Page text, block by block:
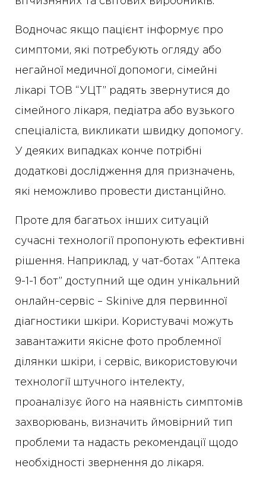
Водночас якщо пацієнт інформує про
симптоми, які потребують огляду або
негайної медичної допомоги, сімейні
лікарі ТОВ “УЦТ” радять звернутися до
сімейного лікаря, педіатра або вузького
спеціаліста, викликати швидку допомогу.
У деяких випадках конче потрібні
додаткові дослідження для призначень,
які неможливо провести дистанційно.
Проте для багатьох інших ситуацій
сучасні технології пропонують ефективні
рішення. Наприклад, у чат-ботах “Аптека
9-1-1 бот” доступний ще один унікальний
онлайн-сервіс – Skinive для первинної
діагностики шкіри. Користувачі можуть
завантажити якісне фото проблемної
ділянки шкіри, і сервіс, використовуючи
технології штучного інтелекту,
проаналізує його на наявність симптомів
захворювань, визначить ймовірний тип
проблеми та надасть рекомендації щодо
необхідності звернення до лікаря.